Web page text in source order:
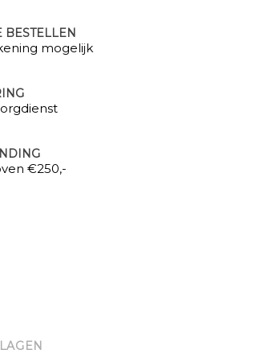
BESTELLEN
mogelijk
€250,-